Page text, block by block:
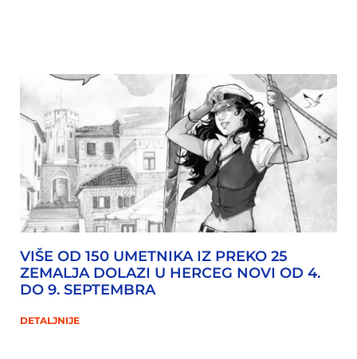
VIŠE OD 150 UMETNIKA IZ PREKO 25
ZEMALJA DOLAZI U HERCEG NOVI OD 4.
DO 9. SEPTEMBRA
DETALJNIJE